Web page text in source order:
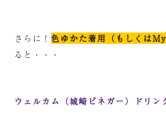
さらに！ 色ゆかた着用（もしくは
ると・・・
ウェルカム（城崎ビネガー）ドリン